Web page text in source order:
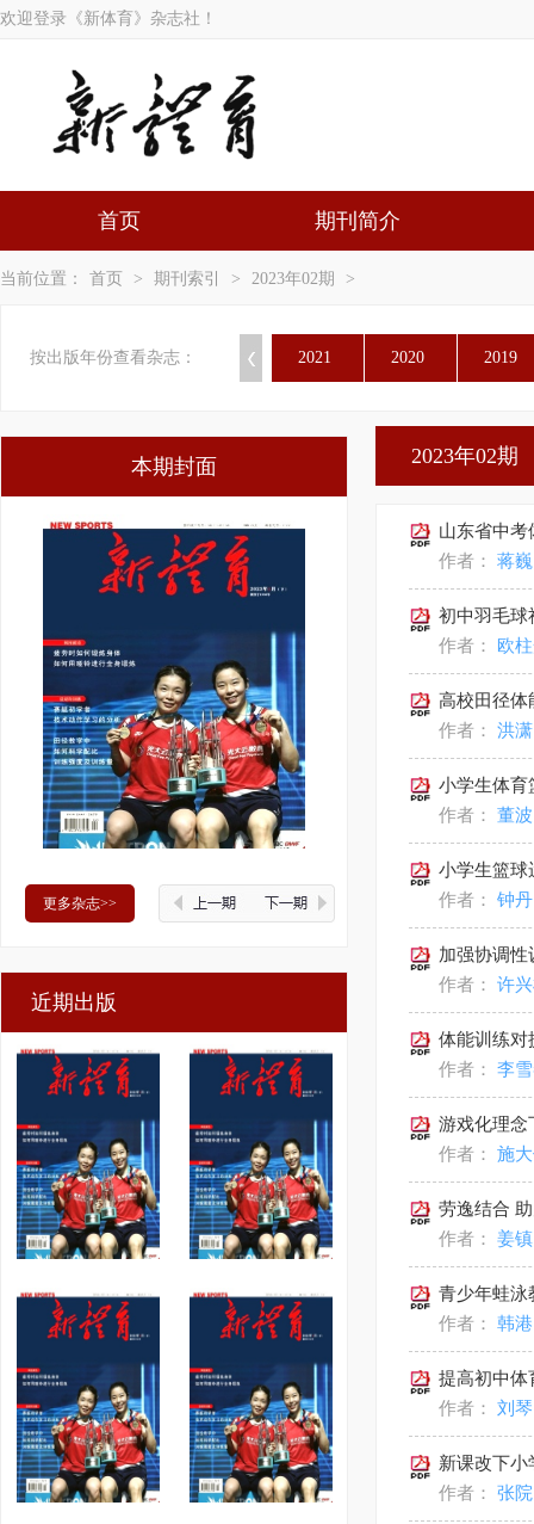
欢迎登录《新体育》杂志社！
首页 期刊简介
当前位置： 首页 > 期刊索引 > 2023年02期 >
按出版年份查看杂志： 2021 2020 2019
本期封面
更多杂志>>
近期出版
2023年02期
山东省中
作者： 蒋巍
初中羽毛球
作者：
欧
高校田径体
作者： 洪
小学生体育
作者： 董波
小学生篮球
作者： 钟丹
加强协调性
作者： 许
体能训练对
作者： 李
游戏化理念
作者： 施
劳逸结合
作者： 姜镇
青少年蛙泳
作者： 韩
提高初中体
作者： 刘琴
新课改下小
作者： 张院